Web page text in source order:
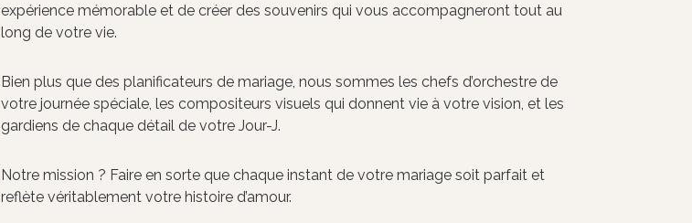
expérience mémorable et de créer des souvenirs qui vous accompagneront tout au
long de votre vie.
Bien plus que des planificateurs de mariage, nous sommes les chefs d’orchestre de
votre journée spéciale, les compositeurs visuels qui donnent vie à votre vision, et les
gardiens de chaque détail de votre Jour-J.
Notre mission ? Faire en sorte que chaque instant de votre mariage soit parfait et
reflète véritablement votre histoire d’amour.